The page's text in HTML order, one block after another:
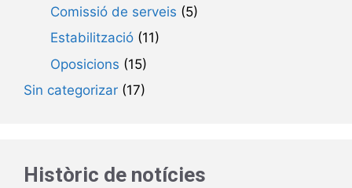
Comissió de serveis (5)
Estabilització (11)
Oposicions (15)
Sin categorizar (17)
Històric de notícies